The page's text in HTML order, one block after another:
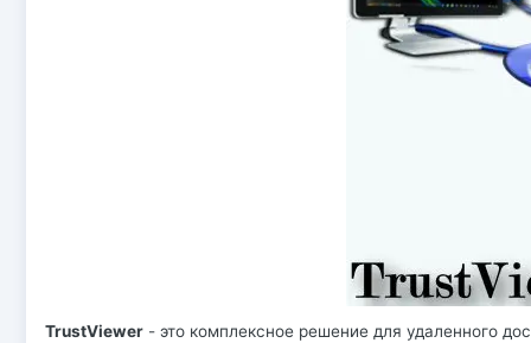
TrustViewer- это комплексное решение для удаленного